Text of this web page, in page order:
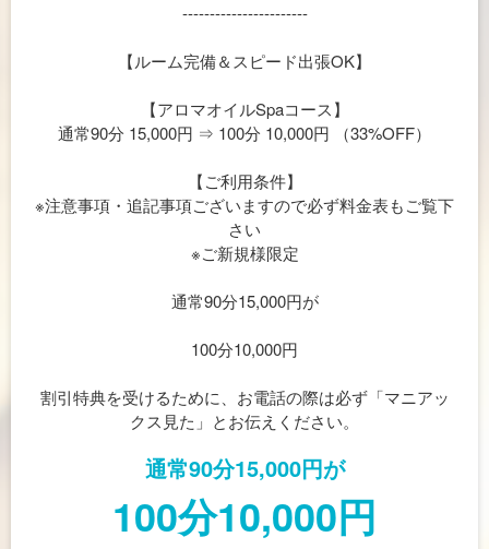
-----------------------
【ルーム完備＆スピード出張OK】
【アロマオイルSpaコース】
通常90分 15,000円 ⇒ 100分 10,000円 （33%OFF）
【ご利用条件】
※注意事項・追記事項ございますので必ず料金表もご覧下
さい
※ご新規様限定
通常90分15,000円が
100分10,000円
割引特典を受けるために、お電話の際は必ず「マニアッ
クス見た」とお伝えください。
通常90分15,000円が
100分10,000円